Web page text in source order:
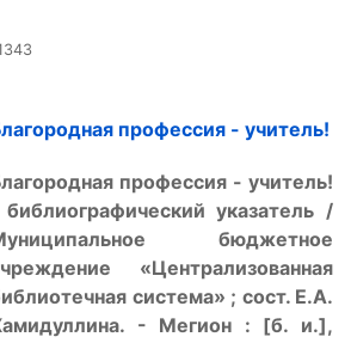
профессия - учитель!
профессия - учитель!
указатель /
бюджетное
«Централизованная
система» ; сост. Е.А.
- Мегион : [б. и.],